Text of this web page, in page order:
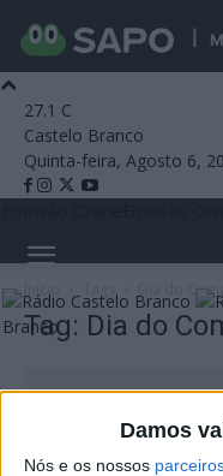
Damos
Nós e os nossos
27.1 C
Castelo Branco
Quinta-feira, Agosto 6,
Branco
Dia do
Tag: Dia do